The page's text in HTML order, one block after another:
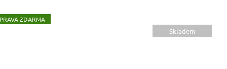
Skladem
ZDARMA